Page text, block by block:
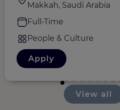
Makkah, Saudi Arabia
Full-Time
People & Culture
Apply
View all